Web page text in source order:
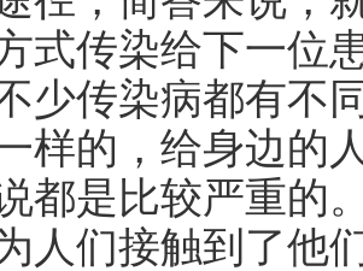
式传染给下一位
少传染病都有不
样的，给身边的
都是比较严重的
人们接触到了他